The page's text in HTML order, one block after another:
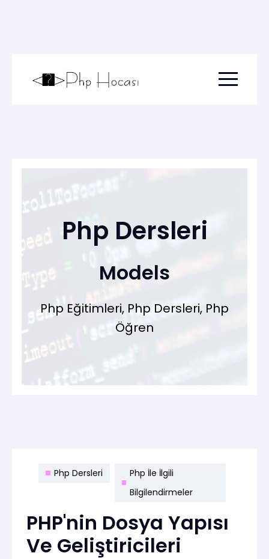
Menu
Php Dersleri
Models
Php Eğitimleri, Php Dersleri, Php
Öğren
Php Dersleri
Php İle İlgili
Bilgilendirmeler
PHP'nin Dosya Yapısı
Ve Geliştiricileri